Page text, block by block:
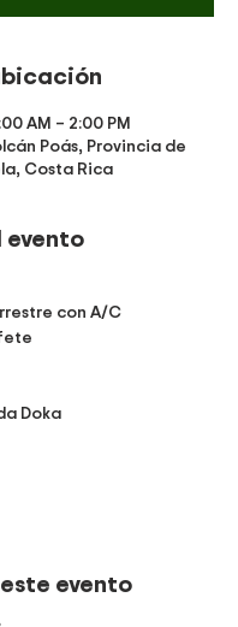
AM – 2:00 PM
Poás, Provincia de
Costa Rica
con A/C
Doka
evento